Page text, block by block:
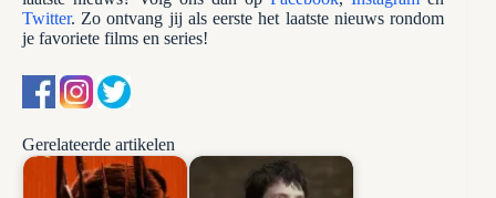
Twitter. Zo ontvang jij als eerste het laatste nieuws rondom
je favoriete films en series!
Gerelateerde artikelen